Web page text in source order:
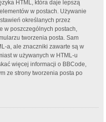
HTML, która daje lepszą
w postach. Używanie
określanych przez
w poszczególnych postach,
tworzenia posta. Sam
a, ale znaczniki zawarte są w
w używanych w HTML-u
więcej informacji o BBCode,
ze strony tworzenia posta po